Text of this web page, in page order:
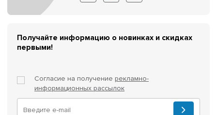
Получайте информацию о новинках и скидках
первыми!
Согласие на получение рекламно-
информационных рассылок